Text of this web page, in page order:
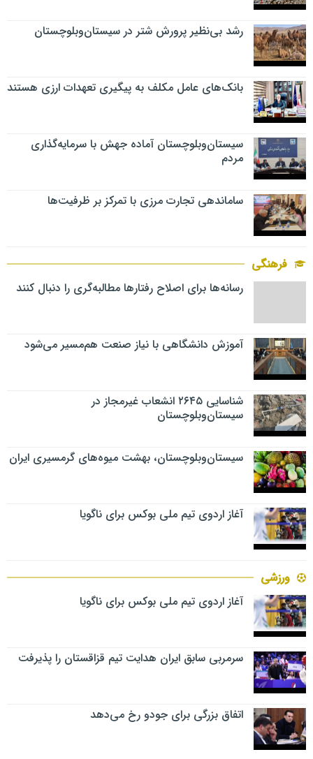
رشد بی‌نظیر پرورش شتر در سیستان‌وبلوچستان
بانک‌های عامل مکلف به پیگیری تعهدات ارزی هستند
سیستان‌وبلوچستان آماده جهش با سرمایه‌گذاری
مردم
ساماندهی تجارت مرزی با تمرکز بر ظرفیت‌ها
فرهنگی
رسانه‌ها برای اصلاح رفتارها مطالبه‌گری را دنبال کنند
آموزش دانشگاهی با نیاز صنعت هم‌مسیر می‌شود
شناسایی ۲۶۴۵ انشعاب غیرمجاز در
سیستان‌وبلوچستان
سیستان‌وبلوچستان، بهشت میوه‌های گرمسیری ایران
آغاز اردوی تیم ملی بوکس برای ناگویا
ورزشی
آغاز اردوی تیم ملی بوکس برای ناگویا
سرمربی سابق ایران هدایت تیم قزاقستان را پذیرفت
اتفاق بزرگی برای جودو رخ می‌دهد